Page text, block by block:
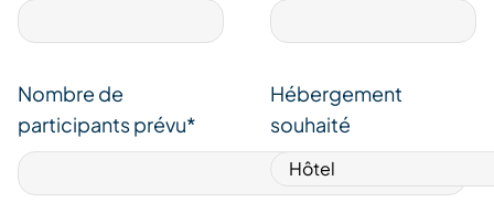
Nombre de
participants prévu*
Hébergement
souhaité